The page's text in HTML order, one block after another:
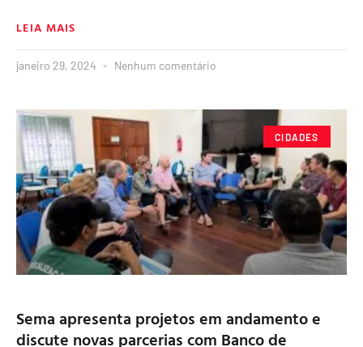
LEIA MAIS
janeiro 29, 2024 Nenhum comentário
CIDADES
Sema apresenta projetos em andamento e
discute novas parcerias com Banco de